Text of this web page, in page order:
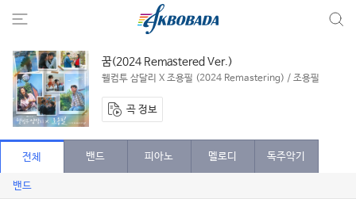
꿈(2024 Remastered Ver.)
웰컴투 삼달리 X 조용필 (2024 Remastering) / 조용필
곡 정보
전체 밴드 피아노 멜로디 독주악기
밴드